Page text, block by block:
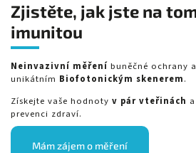
Zjistěte, jak jste na
imunitou
Neinvazivní měření buněčné ochrany
unikátním Biofotonickým skenerem.
Získejte vaše hodnoty v pár vteřinách
prevenci zdraví.
Mám zájem o měření